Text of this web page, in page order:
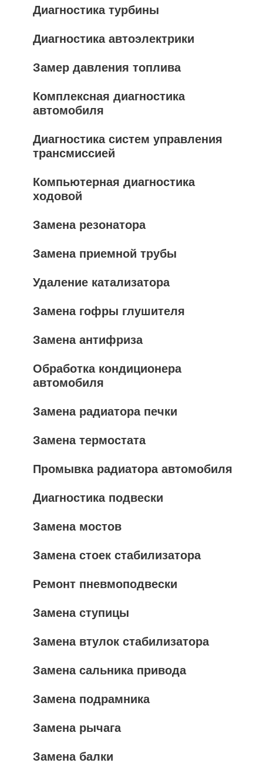
Диагностика турбины
Диагностика автоэлектрики
Замер давления топлива
Комплексная диагностика
автомобиля
Диагностика систем управления
трансмиссией
Компьютерная диагностика
ходовой
Замена резонатора
Замена приемной трубы
Удаление катализатора
Замена гофры глушителя
Замена антифриза
Обработка кондиционера
автомобиля
Замена радиатора печки
Замена термостата
Промывка радиатора автомобиля
Диагностика подвески
Замена мостов
Замена стоек стабилизатора
Ремонт пневмоподвески
Замена ступицы
Замена втулок стабилизатора
Замена сальника привода
Замена подрамника
Замена рычага
Замена балки